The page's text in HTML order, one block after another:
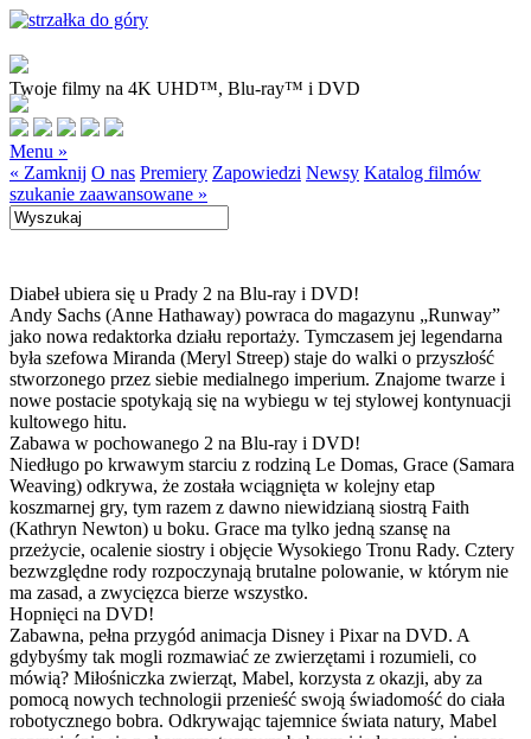
Twoje filmy na 4K UHD™, Blu-ray™ i DVD
Menu »
« Zamknij O nas Premiery Zapowiedzi Newsy Katalog filmów
szukanie zaawansowane »
Diabeł ubiera się u Prady 2 na Blu-ray i DVD!
Andy Sachs (Anne Hathaway) powraca do magazynu „Runway”
jako nowa redaktorka działu reportaży. Tymczasem jej legendarna
była szefowa Miranda (Meryl Streep) staje do walki o przyszłość
stworzonego przez siebie medialnego imperium. Znajome twarze i
nowe postacie spotykają się na wybiegu w tej stylowej kontynuacji
kultowego hitu.
Zabawa w pochowanego 2 na Blu-ray i DVD!
Niedługo po krwawym starciu z rodziną Le Domas, Grace (Samara
Weaving) odkrywa, że została wciągnięta w kolejny etap
koszmarnej gry, tym razem z dawno niewidzianą siostrą Faith
(Kathryn Newton) u boku. Grace ma tylko jedną szansę na
przeżycie, ocalenie siostry i objęcie Wysokiego Tronu Rady. Cztery
bezwzględne rody rozpoczynają brutalne polowanie, w którym nie
ma zasad, a zwycięzca bierze wszystko.
Hopnięci na DVD!
Zabawna, pełna przygód animacja Disney i Pixar na DVD. A
gdybyśmy tak mogli rozmawiać ze zwierzętami i rozumieli, co
mówią? Miłośniczka zwierząt, Mabel, korzysta z okazji, aby za
pomocą nowych technologii przenieść swoją świadomość do ciała
robotycznego bobra. Odkrywając tajemnice świata natury, Mabel